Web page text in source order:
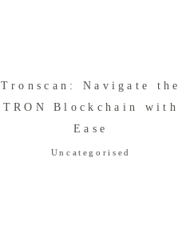
Tronscan: Navigate the
TRON Blockchain with
Ease
Uncategorised